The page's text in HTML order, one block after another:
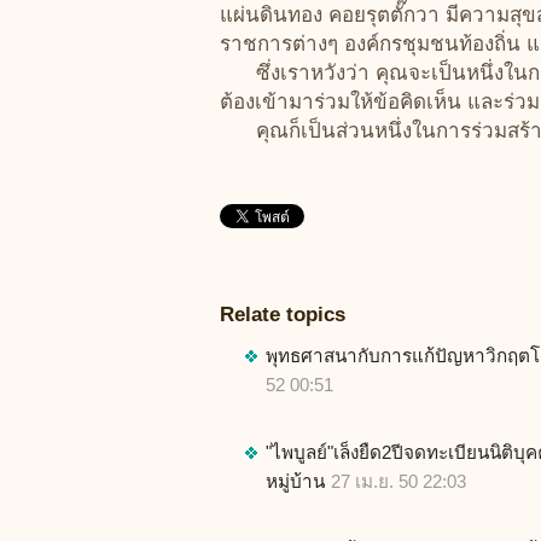
แผ่นดินทอง คอยรุตตั๊กวา มีความสุ
ราชการต่างๆ องค์กรชุมชนท้องถิ่น
ซึ่งเราหวังว่า คุณจะเป็นหนึ่งในก
ต้องเข้ามาร่วมให้ข้อคิดเห็น และร่ว
คุณก็เป็นส่วนหนึ่งในการร่วมสร้าง
Relate topics
พุทธศาสนากับการแก้ปัญหาวิกฤต
52 00:51
"ไพบูลย์"เล็งยืด2ปีจดทะเบียนนิติบุ
หมู่บ้าน 27 เม.ย. 50 22:03